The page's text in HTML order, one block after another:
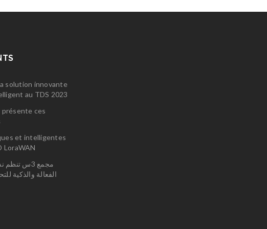
solution innovante
au TDS 2023
présente ces
et intelligentes
LoraWAN
مجمع 3س
الفعالة والذكية